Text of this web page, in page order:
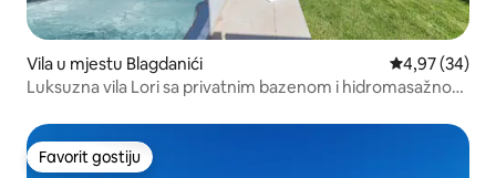
Vila u mjestu Blagdanići prosječna
4,97 (34)
Luksuzna vila Lori sa privatnim bazenom i hidromasažnom
Favorit gostiju
Favorit gostiju